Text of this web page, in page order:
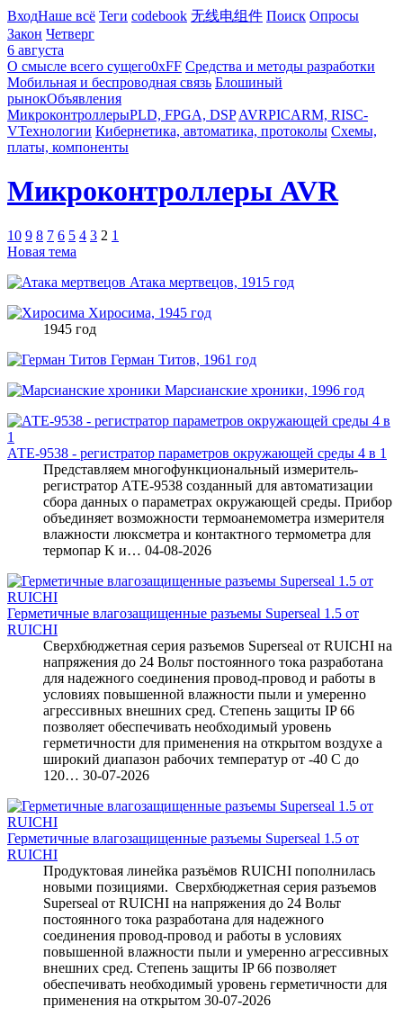
ВходНаше всё Теги codebook 无线电组件 Поиск Опросы
Закон Четверг
6 августа
О смысле всего сущего0xFF Средства и методы разработки
Мобильная и беспроводная связь Блошиный
рынокОбъявления
МикроконтроллерыPLD, FPGA, DSP AVRPICARM, RISC-
VТехнологии Кибернетика, автоматика, протоколы Схемы,
платы, компоненты
Микроконтроллеры AVR
10 9 8 7 6 5 4 3 2 1
Новая тема
Атака мертвецов, 1915 год
Хиросима, 1945 год
1945 год
Герман Титов, 1961 год
Марсианские хроники, 1996 год
АТЕ-9538 - регистратор параметров окружающей среды 4 в 1
Представляем многофункциональный измеритель-
регистратор АТЕ-9538 созданный для автоматизации
сбора данных о параметрах окружающей среды. Прибор
объединяет возможности термоанемометра измерителя
влажности люксметра и контактного термометра для
термопар K и… 04-08-2026
Герметичные влагозащищенные разъемы Superseal 1.5 от
RUICHI
Сверхбюджетная серия разъемов Superseal от RUICHI на
напряжения до 24 Вольт постоянного тока разработана
для надежного соединения провод-провод и работы в
условиях повышенной влажности пыли и умеренно
агрессивных внешних сред. Степень защиты IP 66
позволяет обеспечивать необходимый уровень
герметичности для применения на открытом воздухе а
широкий диапазон рабочих температур от -40 С до
120… 30-07-2026
Герметичные влагозащищенные разъемы Superseal 1.5 от
RUICHI
Продуктовая линейка разъёмов RUICHI пополнилась
новыми позициями. Сверхбюджетная серия разъемов
Superseal от RUICHI на напряжения до 24 Вольт
постоянного тока разработана для надежного
соединения провод-провод и работы в условиях
повышенной влажности пыли и умеренно агрессивных
внешних сред. Степень защиты IP 66 позволяет
обеспечивать необходимый уровень герметичности для
применения на открытом 30-07-2026